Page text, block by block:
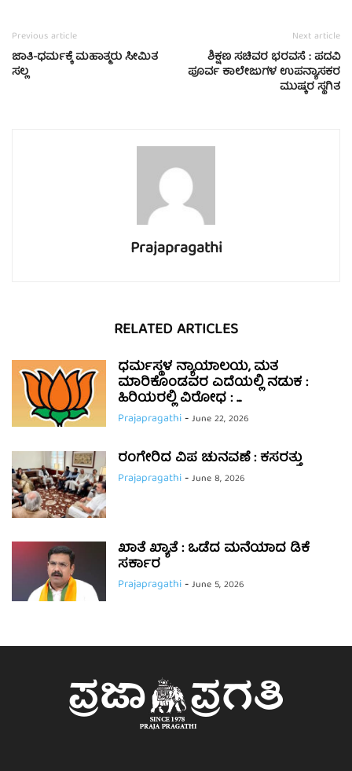
Previous article
ಜಾತಿ-ಧರ್ಮಕ್ಕೆ ಮಹಾತ್ಮರು ಸೀಮಿತ
ಸಲ್ಲ
Next article
ಶಿಕ್ಷಣ ಸಚಿವರ ಭರವಸೆ : ಪದವಿ
ಪೂರ್ವ ಕಾಲೇಜುಗಳ ಉಪನ್ಯಾಸಕರ
ಮುಷ್ಕರ ಸ್ಥಗಿತ
Prajapragathi
RELATED ARTICLES
ಧರ್ಮಸ್ಥಳ ನ್ಯಾಯಾಲಯ, ಮತ
ಮಾರಿಕೊಂಡವರ ಎದೆಯಲ್ಲಿ ನಡುಕ :
ಹಿರಿಯರಲ್ಲಿ ವಿರೋಧ : ...
Prajapragathi-June 22, 2026
ರಂಗೇರಿದ ವಿಪ ಚುನವಣೆ : ಕಸರತ್ತು
Prajapragathi-June 8, 2026
ಖಾತೆ ಖ್ಯಾತೆ : ಒಡೆದ ಮನೆಯಾದ ಡಿಕೆ
ಸರ್ಕಾರ
Prajapragathi-June 5, 2026